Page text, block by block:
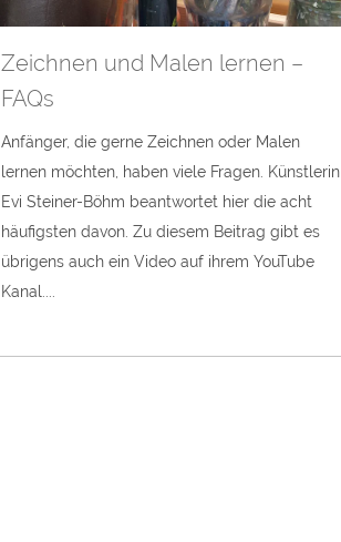
Zeichnen und Malen lernen –
FAQs
Anfänger, die gerne Zeichnen oder Malen
lernen möchten, haben viele Fragen. Künstlerin
Evi Steiner-Böhm beantwortet hier die acht
häufigsten davon. Zu diesem Beitrag gibt es
übrigens auch ein Video auf ihrem YouTube
Kanal....